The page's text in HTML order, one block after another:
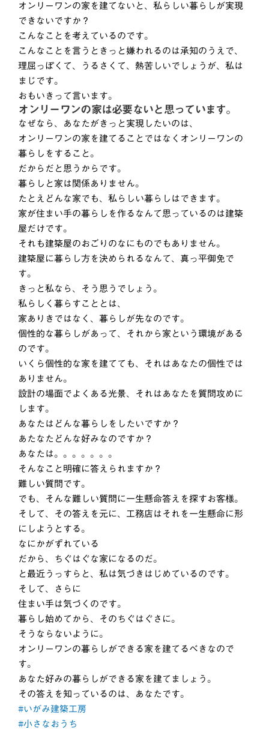
オンリーワンの家を建てないと、私らしい暮らしが実現
できないですか？
こんなことを考えているのです。
こんなことを言うときっと嫌われるのは承知のうえで、
理屈っぽくて、うるさくて、熱苦しいでしょうが、私は
まじです。
おもいきって言います。
オンリーワンの家は必要ないと思っています。
なぜなら、あなたがきっと実現したいのは、
オンリーワンの家を建てることではなくオンリーワンの
暮らしをすること。
だからだと思うからです。
暮らしと家は関係ありません。
たとえどんな家でも、私らしい暮らしはできます。
家が住まい手の暮らしを作るなんて思っているのは建築
屋だけです。
それも建築屋のおごりのなにものでもありません。
建築屋に暮らし方を決められるなんて、真っ平御免で
す。
きっと私なら、そう思うでしょう。
私らしく暮らすこととは、
家ありきではなく、暮らしが先なのです。
個性的な暮らしがあって、それから家という環境がある
のです。
いくら個性的な家を建てても、それはあなたの個性では
ありません。
設計の場面でよくある光景、それはあなたを質問攻めに
します。
あなたはどんな暮らしをしたいですか？
あたなたどんな好みなのですか？
あなたは。。。。。。。
そんなこと明確に答えられますか？
難しい質問です。
でも、そんな難しい質問に一生懸命答えを探すお客様。
そして、その答えを元に、工務店はそれを一生懸命に形
にしようとする。
なにかがずれている
だから、ちぐはぐな家になるのだ。
と最近うっすらと、私は気づきはじめているのです。
そして、さらに
住まい手は気づくのです。
暮らし始めてから、そのちぐはぐさに。
そうならないように。
オンリーワンの暮らしができる家を建てるべきなので
す。
あなた好みの暮らしができる家を建てましょう。
その答えを知っているのは、あなたです。
#いがみ建築工房
#小さなおうち